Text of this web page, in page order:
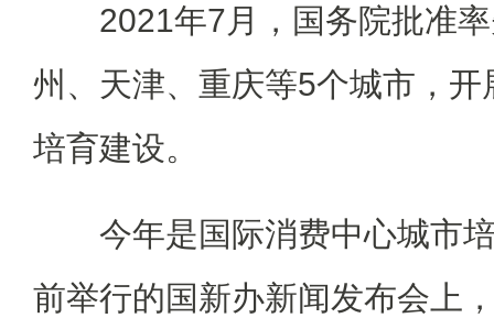
2021年7月，国务院批准率
州、天津、重庆等5个城市，
培育建设。
今年是国际消费中心城市培
前举行的国新办新闻发布会上